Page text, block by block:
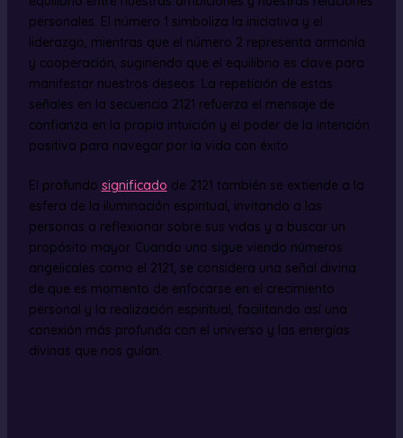
personales. El número 1 simboliza la iniciativa y el
liderazgo, mientras que el número 2 representa armonía
y cooperación, sugiriendo que el equilibrio es clave para
manifestar nuestros deseos. La repetición de estas
señales en la secuencia 2121 refuerza el mensaje de
confianza en la propia intuición y el poder de la intención
positiva para navegar por la vida con éxito.
El profundo significado de 2121 también se extiende a la
esfera de la iluminación espiritual, invitando a las
personas a reflexionar sobre sus vidas y a buscar un
propósito mayor. Cuando uno sigue viendo números
angelicales como el 2121, se considera una señal divina
de que es momento de enfocarse en el crecimiento
personal y la realización espiritual, facilitando así una
conexión más profunda con el universo y las energías
divinas que nos guían.